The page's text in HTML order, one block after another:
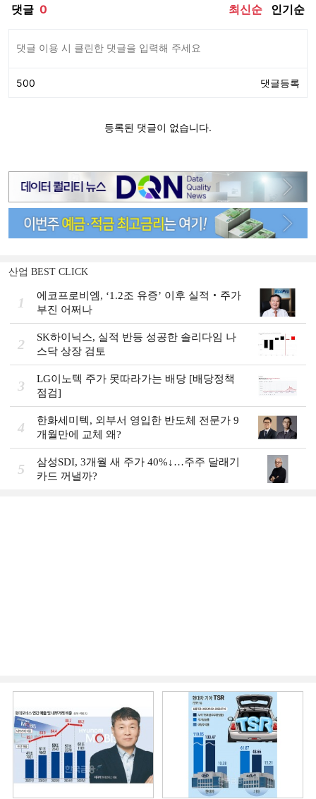
산업 BEST CLICK
1
에코프로비엠, ‘1.2조 유증’ 이후 실적‧주가
부진 어쩌나
2
SK하이닉스, 실적 반등 성공한 솔리다임 나
스닥 상장 검토
3
LG이노텍 주가 못따라가는 배당 [배당정책
점검]
4
한화세미텍, 외부서 영입한 반도체 전문가 9
개월만에 교체 왜?
5
삼성SDI, 3개월 새 주가 40%↓…주주 달래기
카드 꺼낼까?